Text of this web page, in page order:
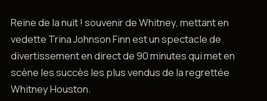
Reine de la nuit ! souvenir de Whitney, mettant en
vedette Trina Johnson Finn est un spectacle de
divertissement en direct de 90 minutes qui met en
scène les succès les plus vendus de la regrettée
Whitney Houston.